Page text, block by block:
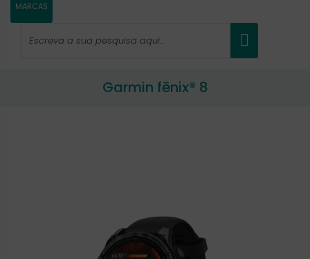
MARCAS
Garmin fēnix® 8